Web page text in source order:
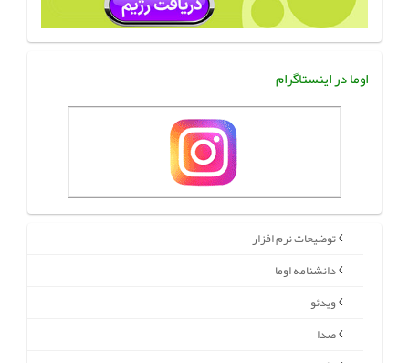
اوما در اینستاگرام
توضیحات نرم افزار
دانشنامه اوما
ویدئو
صدا